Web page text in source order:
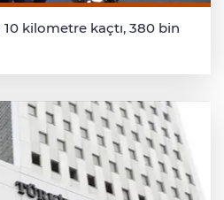
10 kilometre kaçtı, 380 bin